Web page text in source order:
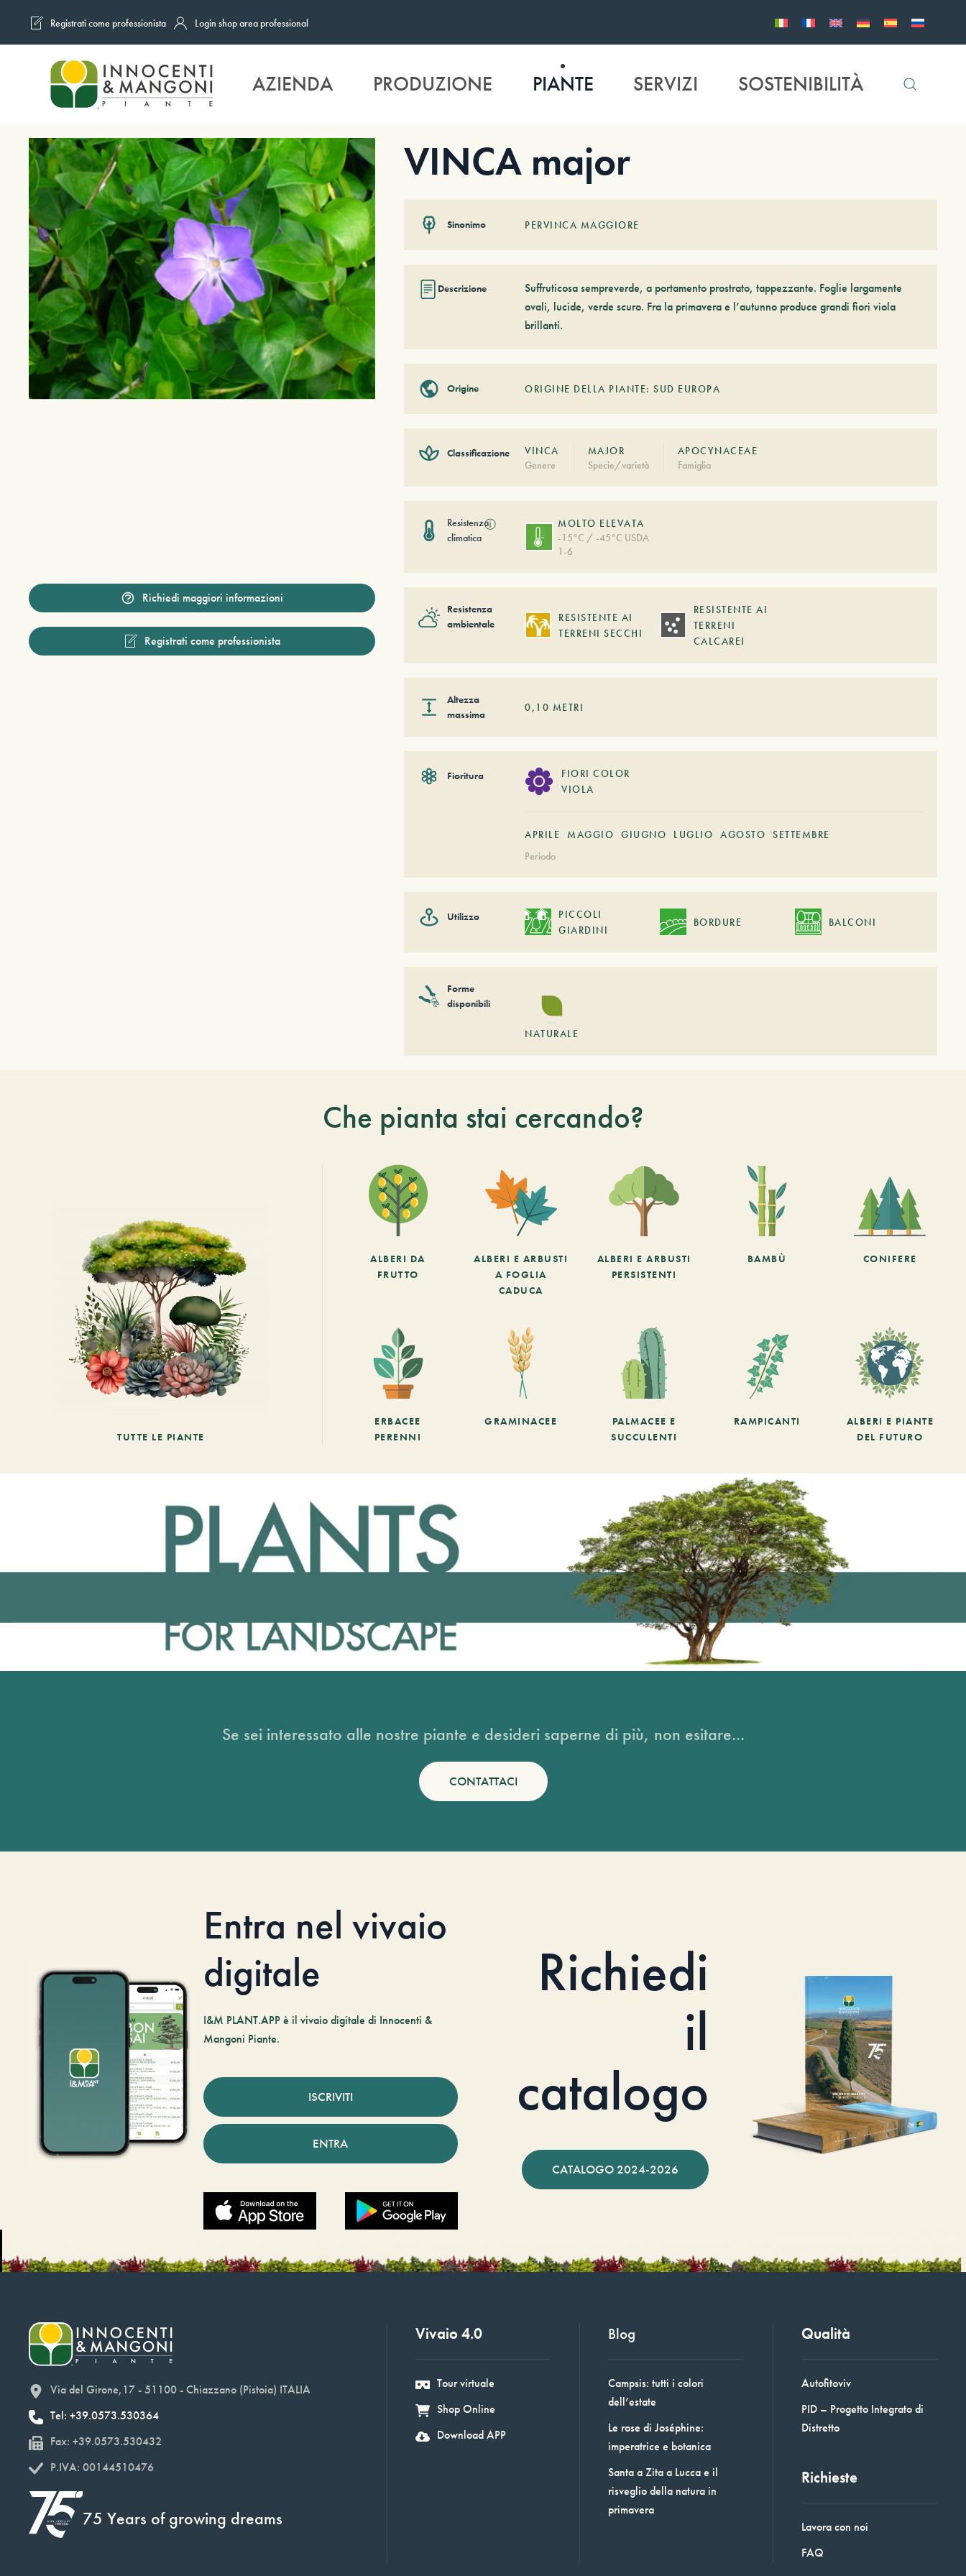
Skip to main content
Registrati come professionista Login shop area professional
AZIENDA PRODUZIONE PIANTE SERVIZI SOSTENIBILITÀ
Richiedi maggiori informazioni
Registrati come professionista
VINCA major
Sinonimo PERVINCA MAGGIORE
Descrizione
Suffruticosa sempreverde, a portamento prostrato, tappezzante. Foglie largamente
ovali, lucide, verde scuro. Fra la primavera e l’autunno produce grandi fiori viola
brillanti.
Origine ORIGINE DELLA PIANTE: SUD EUROPA
Classificazione
VINCA
Genere
MAJOR
Specie/varietà
APOCYNACEAE
Famiglia
Resistenza
climatica
ⓘ
MOLTO ELEVATA
-15°C / -45°C USDA
1-6
Resistenza
ambientale
RESISTENTE AI
TERRENI SECCHI
RESISTENTE AI
TERRENI
CALCAREI
Altezza
massima
0,10 METRI
Fioritura
FIORI COLOR
VIOLA
APRILE MAGGIO GIUGNO LUGLIO AGOSTO
SETTEMBRE
Periodo
Utilizzo
PICCOLI
GIARDINI
BORDURE BALCONI
Forme
disponibili
NATURALE
Che pianta stai cercando?
TUTTE LE PIANTE
ALBERI DA
FRUTTO
ALBERI E ARBUSTI
A FOGLIA
CADUCA
ALBERI E ARBUSTI
PERSISTENTI
BAMBÙ CONIFERE
ERBACEE
PERENNI
GRAMINACEE
PALMACEE E
SUCCULENTI
RAMPICANTI
ALBERI E PIANTE
DEL FUTURO
Se sei interessato alle nostre piante e desideri saperne di più, non esitare...
CONTATTACI
Entra nel vivaio
digitale
I&M PLANT.APP è il vivaio digitale di Innocenti &
Mangoni Piante.
ISCRIVITI
ENTRA
Richiedi
il
catalogo
CATALOGO 2024-2026
Via del Girone,17 - 51100 - Chiazzano (Pistoia) ITALIA
Tel: +39.0573.530364
Fax: +39.0573.530432
P.IVA: 00144510476
75 Years of growing dreams
Vivaio 4.0
Tour virtuale
Shop Online
Download APP
Blog
Campsis: tutti i colori
dell’estate
Le rose di Joséphine:
imperatrice e botanica
Santa a Zita a Lucca e il
risveglio della natura in
primavera
Qualità
Autofitoviv
PID – Progetto Integrato di
Distretto
Richieste
Lavora con noi
FAQ